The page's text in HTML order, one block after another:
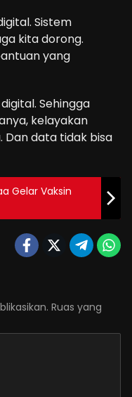
Sistem
kita dorong.
yang
Sehingga
kelayakan
Dan data tidak bisa
Gelar Vaksin
Ruas yang